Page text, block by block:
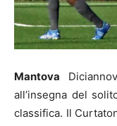
Mantova
all’insegna del
classifica. Il